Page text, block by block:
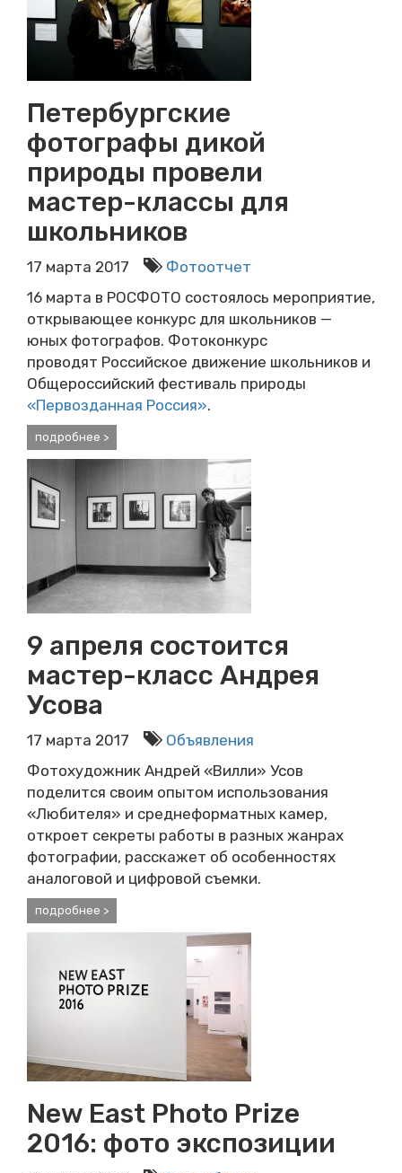
Петербургские
фотографы дикой
природы провели
мастер-классы для
школьников
17 марта 2017
Фотоотчет
16 марта в РОСФОТО состоялось мероприятие,
открывающее конкурс для школьников —
юных фотографов. Фотоконкурс
проводят Российское движение школьников и
Общероссийский фестиваль природы
«Первозданная Россия».
подробнее >
9 апреля состоится
мастер-класс Андрея
Усова
17 марта 2017
Объявления
Фотохудожник Андрей «Вилли» Усов
поделится своим опытом использования
«Любителя» и среднеформатных камер,
откроет секреты работы в разных жанрах
фотографии, расскажет об особенностях
аналоговой и цифровой съемки.
подробнее >
New East Photo Prize
2016: фото экспозиции